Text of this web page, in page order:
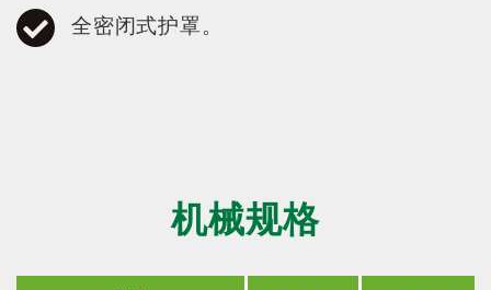
全密闭式护罩。
机械规格